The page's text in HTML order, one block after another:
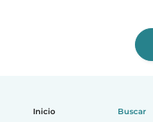
Inicio Buscar